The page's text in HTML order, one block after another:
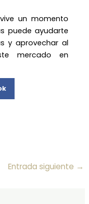
un momento
puede ayudarte
y aprovechar al
mercado en
Entrada siguiente →